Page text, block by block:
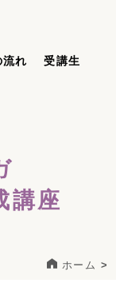
流れ 受講生
講座
ホーム